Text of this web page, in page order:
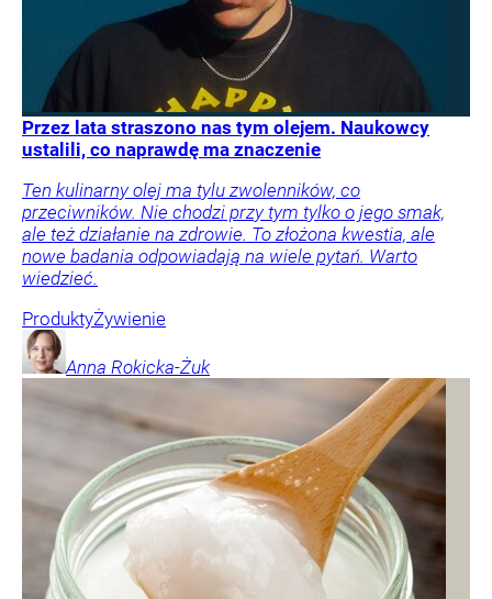
Przez lata straszono nas tym olejem. Naukowcy
ustalili, co naprawdę ma znaczenie
Ten kulinarny olej ma tylu zwolenników, co
przeciwników. Nie chodzi przy tym tylko o jego smak,
ale też działanie na zdrowie. To złożona kwestia, ale
nowe badania odpowiadają na wiele pytań. Warto
wiedzieć.
ProduktyŻywienie
Anna Rokicka-Żuk